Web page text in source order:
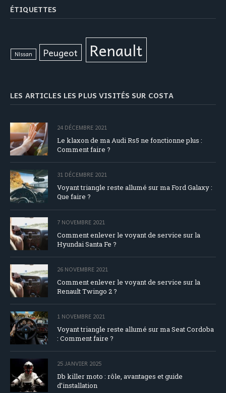
ÉTIQUETTES
Nissan Peugeot Renault
LES ARTICLES LES PLUS VISITÉS SUR COSTA
24 DÉCEMBRE 2021
Le klaxon de ma Audi Rs5 ne fonctionne plus :
Comment faire ?
31 DÉCEMBRE 2021
Voyant triangle reste allumé sur ma Ford Galaxy :
Que faire ?
7 NOVEMBRE 2021
Comment enlever le voyant de service sur la
Hyundai Santa Fe ?
26 NOVEMBRE 2021
Comment enlever le voyant de service sur la
Renault Twingo 2 ?
1 NOVEMBRE 2021
Voyant triangle reste allumé sur ma Seat Cordoba
: Comment faire ?
25 JANVIER 2025
Db killer moto : rôle, avantages et guide
d’installation